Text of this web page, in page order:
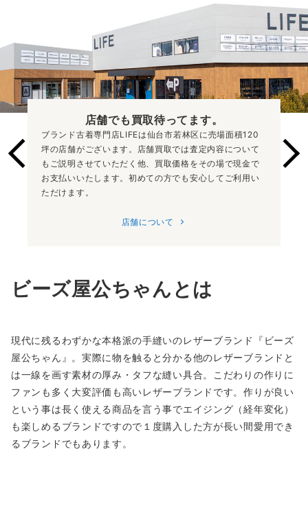
店舗でも買取待ってます。
ブランド古着専門店LIFEは仙台市若林区に売場面積120
坪の店舗がございます。店舗買取では査定内容について
もご説明させていただく他、買取価格をその場で現金で
お支払いいたします。初めての方でも安心してご利用い
ただけます。
店舗について
ビーズ屋公ちゃんとは
現代に残るわずかな本格派の手縫いのレザーブランド『ビーズ
屋公ちゃん』。実際に物を触ると分かる他のレザーブランドと
は一線を画す素材の厚み・タフな縫い具合。こだわりの作りに
ファンも多く大変評価も高いレザーブランドです。作りが良い
という事は長く使える商品を言う事でエイジング（経年変化）
も楽しめるブランドですので１度購入した方が長い間愛用でき
るブランドでもあります。